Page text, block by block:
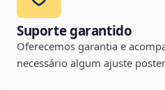
Suporte garantido
Oferecemos garantia e
necessário algum ajuste